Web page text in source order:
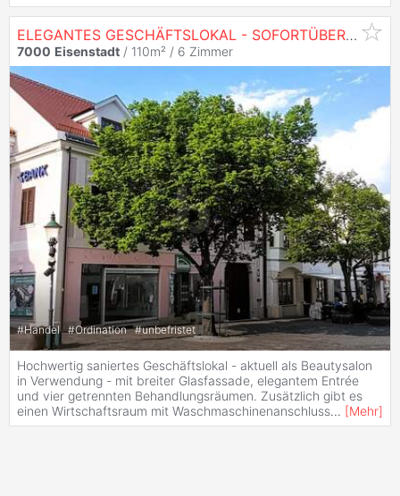
ELEGANTES GESCHÄFTSLOKAL - SOFORTÜBERNAHME - FREQUENZLAGE
7000 Eisenstadt / 110m² / 6 Zimmer
#Handel #Ordination #unbefristet
Hochwertig saniertes Geschäftslokal - aktuell als Beautysalon
in Verwendung - mit breiter Glasfassade, elegantem Entrée
und vier getrennten Behandlungsräumen. Zusätzlich gibt es
einen Wirtschaftsraum mit Waschmaschinenanschluss... [Mehr]